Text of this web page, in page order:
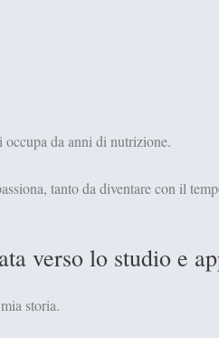
da anni di nutrizione.
tanto da diventare con il
verso lo studio e
storia.